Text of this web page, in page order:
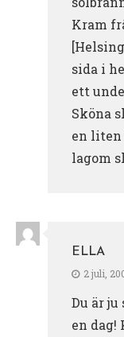
Kram
sida i
ett
Sköna
en liten
lagom
ELLA
2 juli,
Du är
en dag!